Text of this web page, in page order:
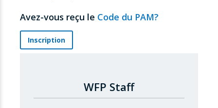
Avez-vous reçu le Code du PAM?
Inscription
WFP Staff